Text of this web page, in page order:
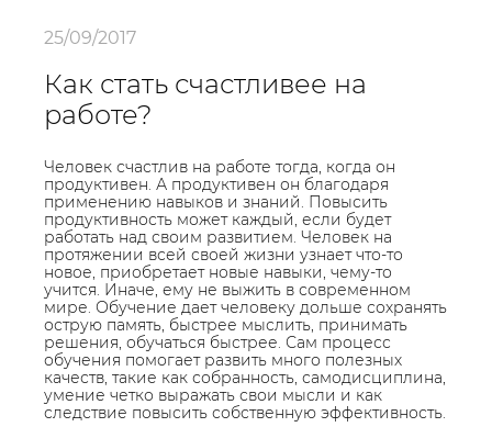
25/09/2017
Как стать счастливее на
работе?
Человек счастлив на работе тогда, когда он
продуктивен. А продуктивен он благодаря
применению навыков и знаний. Повысить
продуктивность может каждый, если будет
работать над своим развитием. Человек на
протяжении всей своей жизни узнает что-то
новое, приобретает новые навыки, чему-то
учится. Иначе, ему не выжить в современном
мире. Обучение дает человеку дольше сохранять
острую память, быстрее мыслить, принимать
решения, обучаться быстрее. Сам процесс
обучения помогает развить много полезных
качеств, такие как собранность, самодисциплина,
умение четко выражать свои мысли и как
следствие повысить собственную эффективность.